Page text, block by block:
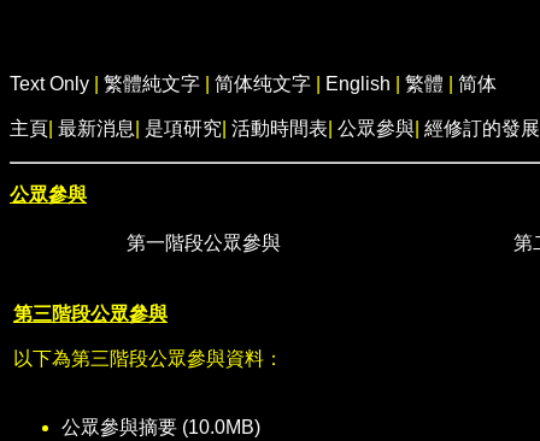
Text Only 繁體純文字 简体纯文字 English 繁體 简体
主頁 最新消息 是項研究 活動時間表 公眾參與 經修訂的發
公眾參與
第一階段公眾參與 第
第三階段公眾參與
以下為第三階段公眾參與資料：
公眾參與摘要 (10.0MB)